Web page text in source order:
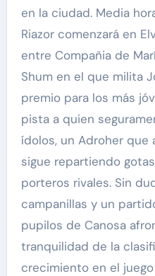
en la ciudad. Media
Riazor comenzará en
entre Compañia de
Shum en el que milita
premio para los más
pista a quien
ídolos, un Adroher que
sigue repartiendo
porteros rivales. Sin
campanillas y un
pupilos de Canosa
tranquilidad de la
crecimiento en el